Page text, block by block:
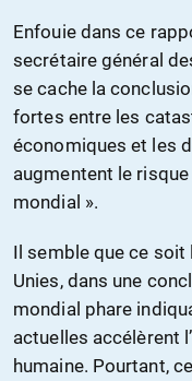
Enfouie dans ce
secrétaire général
se cache la
fortes entre les
économiques et les
augmentent le risque
mondial ».
Il semble que ce
Unies, dans une
mondial phare
actuelles accélèrent
humaine. Pourtant,